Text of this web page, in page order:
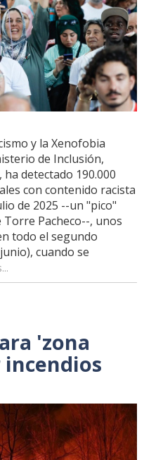
y la Xenofobia
de Inclusión,
detectado 190.000
con contenido racista
de 2025 --un "pico"
Torre Pacheco--, unos
todo el segundo
cuando se
'zona